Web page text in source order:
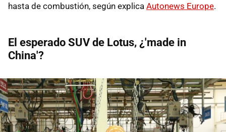
hasta de combustión, según explica Autonews Europe.
El esperado SUV de Lotus, ¿'made in
China'?